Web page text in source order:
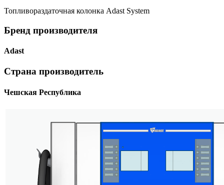
Топливораздаточная колонка Adast System
Бренд производителя
Adast
Страна производитель
Чешская Республика